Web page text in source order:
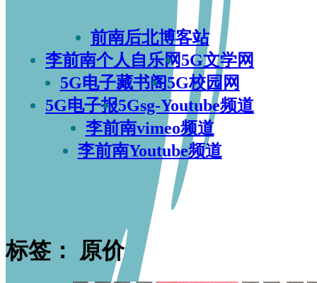
前南后北博客站
李前南个人自乐网5G文学网
5G电子藏书阁5G校园网
5G电子报5Gsg-Youtube频道
李前南vimeo频道
李前南Youtube频道
标签： 原价